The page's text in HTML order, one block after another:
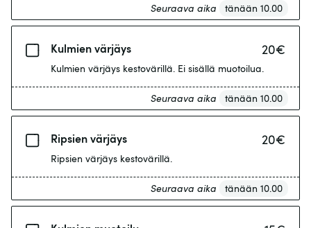
Seuraava aika tänään 10.00
Kulmien värjäys 20€
Kulmien värjäys kestovärillä. Ei sisällä muotoilua.
Seuraava aika tänään 10.00
Ripsien värjäys 20€
Ripsien värjäys kestovärillä.
Seuraava aika tänään 10.00